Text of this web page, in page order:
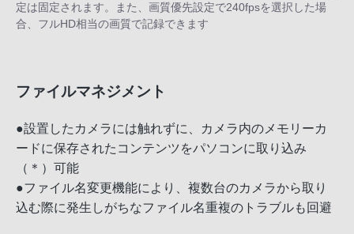
定は固定されます。また、画質優先設定で240fpsを選択した場
合、フルHD相当の画質で記録できます
ファイルマネジメント
●設置したカメラには触れずに、カメラ内のメモリーカ
ードに保存されたコンテンツをパソコンに取り込み
（＊）可能
●ファイル名変更機能により、複数台のカメラから取り
込む際に発生しがちなファイル名重複のトラブルも回避